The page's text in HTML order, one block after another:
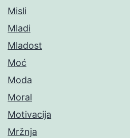
Misli
Mladi
Mladost
Moć
Moda
Moral
Motivacija
Mržnja